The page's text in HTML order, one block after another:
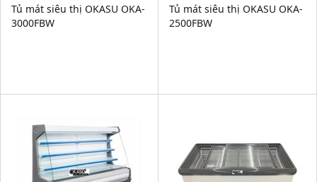
Tủ mát siêu thị OKASU OKA-
3000FBW
Tủ mát siêu thị OKASU OKA-
2500FBW